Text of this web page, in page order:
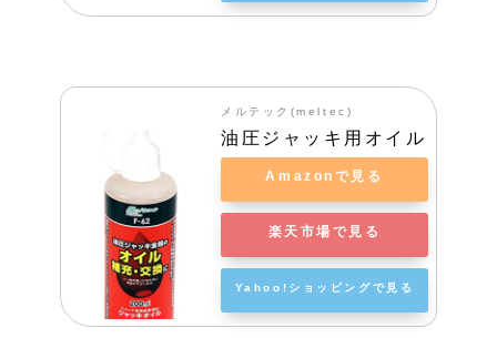
メルテック(meltec)
油圧ジャッキ用オイル
Amazonで見る
楽天市場で見る
Yahoo!ショッピングで見る